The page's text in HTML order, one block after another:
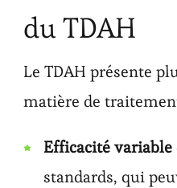
du TDAH
Le TDAH présente
matière de
Efficacité variable
standards, qui